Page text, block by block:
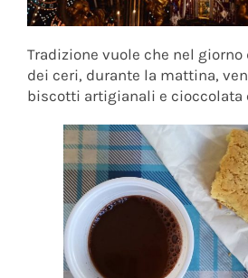
Tradizione vuole che nel giorno
dei ceri, durante la mattina,
biscotti artigianali e cioccolata